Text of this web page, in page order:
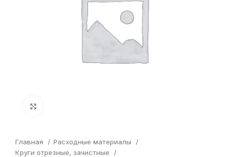
Главная
Расходные материалы
Круги отрезные, зачистные